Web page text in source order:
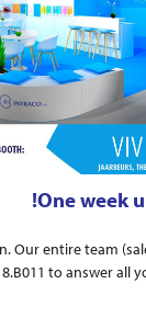
One week
Our entire team
to answer all